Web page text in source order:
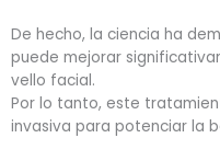
De hecho, la ciencia ha
puede mejorar
vello facial.
Por lo tanto, este
invasiva para potenciar la